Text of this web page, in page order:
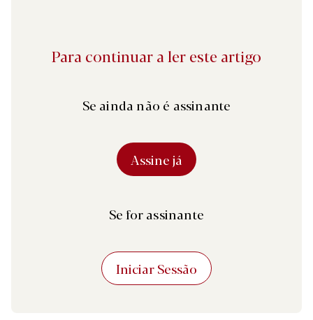
Para continuar a ler este artigo
Se ainda não é assinante
Assine já
Se for assinante
Iniciar Sessão